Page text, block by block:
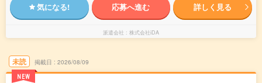
気になる! 応募へ進む 詳しく見る
派遣会社 株式会社iDA
未読
NEW
掲載日 2026/08/09